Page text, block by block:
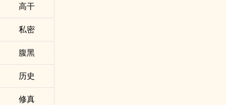
高干
私密
腹黑
历史
修真